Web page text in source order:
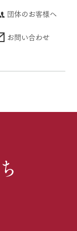
団体のお客様へ
お問い合わせ